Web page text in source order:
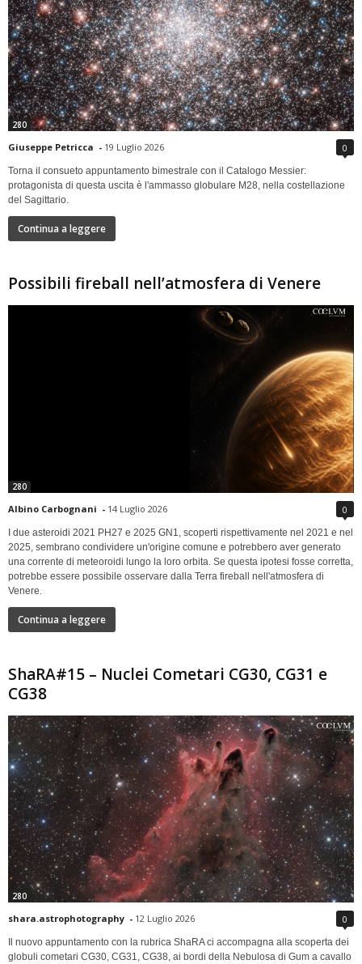
280
Giuseppe Petricca - 19 Luglio 2026 0
Torna il consueto appuntamento bimestrale con il Catalogo Messier:
protagonista di questa uscita è l'ammasso globulare M28, nella costellazione
del Sagittario.
Continua a leggere
Possibili fireball nell’atmosfera di Venere
280
Albino Carbognani - 14 Luglio 2026 0
I due asteroidi 2021 PH27 e 2025 GN1, scoperti rispettivamente nel 2021 e nel
2025, sembrano condividere un'origine comune e potrebbero aver generato
una corrente di meteoroidi lungo la loro orbita. Se questa ipotesi fosse corretta,
potrebbe essere possibile osservare dalla Terra fireball nell'atmosfera di
Venere.
Continua a leggere
ShaRA#15 – Nuclei Cometari CG30, CG31 e
CG38
280
shara.astrophotography - 12 Luglio 2026 0
Il nuovo appuntamento con la rubrica ShaRA ci accompagna alla scoperta dei
globuli cometari CG30, CG31, CG38, ai bordi della Nebulosa di Gum a cavallo